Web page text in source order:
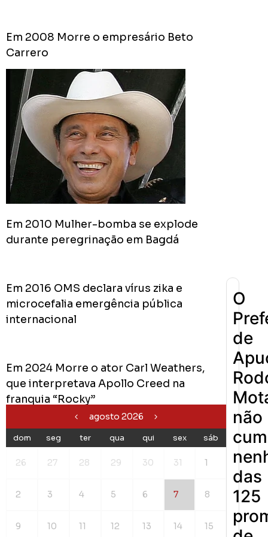
Em 2008 Morre o empresário Beto
Carrero
Em 2010 Mulher-bomba se explode
durante peregrinação em Bagdá
Em 2016 OMS declara vírus zika e
microcefalia emergência pública
internacional
Em 2024 Morre o ator Carl Weathers,
que interpretava Apollo Creed na
franquia “Rocky”
agosto 2026
dom seg ter qua qui sex sáb
26 27 28 29 30 31 1
2 3 4 5 6 7 8
9 10 11 12 13 14 15
O
de
não
das
125